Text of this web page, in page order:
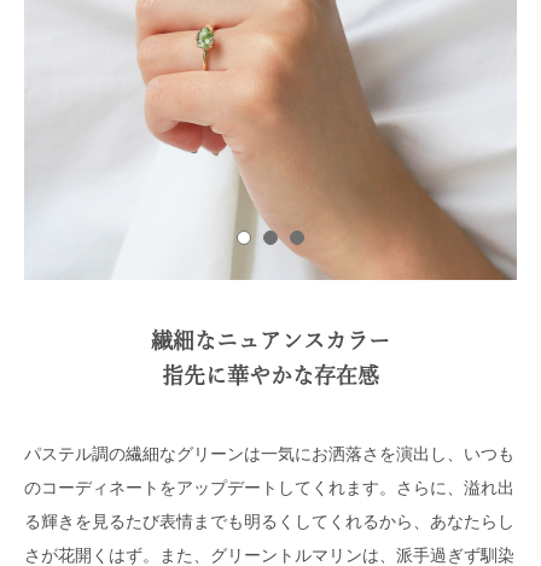
繊細なニュアンスカラー
指先に華やかな存在感
パステル調の繊細なグリーンは一気にお洒落さを演出し、いつも
のコーディネートをアップデートしてくれます。さらに、溢れ出
る輝きを見るたび表情までも明るくしてくれるから、あなたらし
さが花開くはず。また、グリーントルマリンは、派手過ぎず馴染